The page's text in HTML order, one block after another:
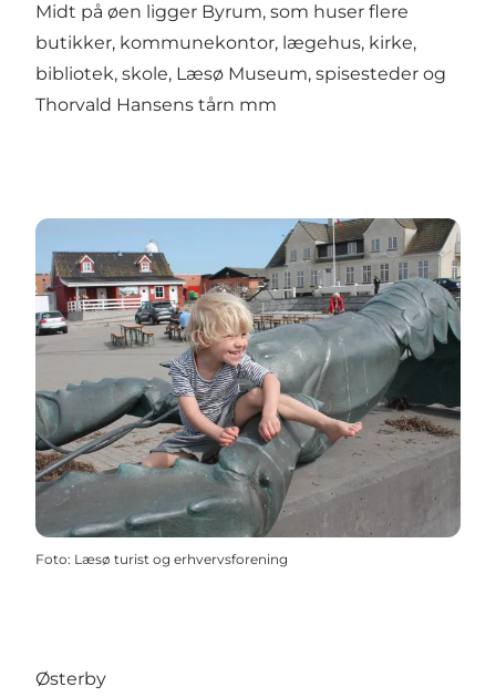
Midt på øen ligger Byrum, som huser flere
butikker, kommunekontor, lægehus, kirke,
bibliotek, skole, Læsø Museum, spisesteder og
Thorvald Hansens tårn mm
Foto: Læsø turist og erhvervsforening
Østerby